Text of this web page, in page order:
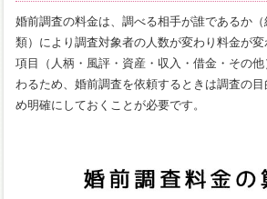
婚前調査の料金は、調べる相手が誰であるか
類）により調査対象者の人数が変わり料金が
項目（人柄・風評・資産・収入・借金・その
わるため、婚前調査を依頼するときは調査の
め明確にしておくことが必要です。